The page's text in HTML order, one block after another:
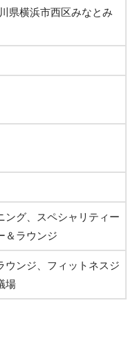
県横浜市西区みなとみ
ング、スペシャリティー
＆ラウンジ
ウンジ、フィットネスジ
場